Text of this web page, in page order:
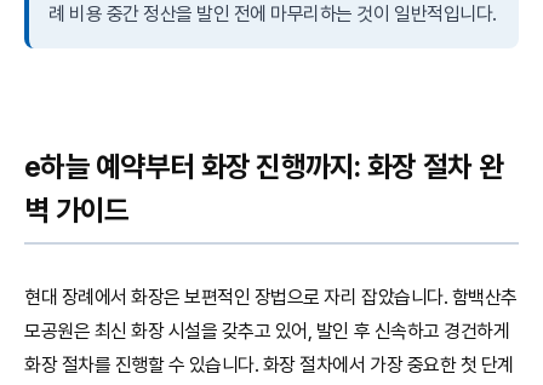
례 비용 중간 정산을 발인 전에 마무리하는 것이 일반적입니다.
e하늘 예약부터 화장 진행까지: 화장 절차 완
벽 가이드
현대 장례에서 화장은 보편적인 장법으로 자리 잡았습니다. 함백산추
모공원은 최신 화장 시설을 갖추고 있어, 발인 후 신속하고 경건하게
화장 절차를 진행할 수 있습니다. 화장 절차에서 가장 중요한 첫 단계